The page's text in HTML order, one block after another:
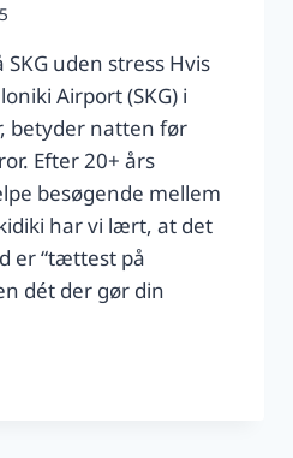
uden stress Hvis
Airport (SKG) i
betyder natten før
Efter 20+ års
besøgende mellem
har vi lært, at det
er “tættest på
dét der gør din